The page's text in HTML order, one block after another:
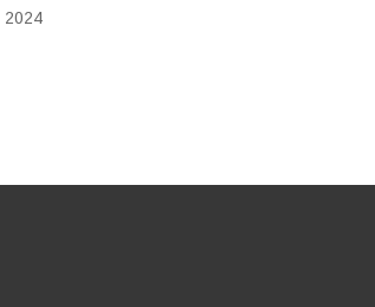
2024